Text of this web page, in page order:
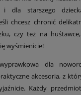
i dla starszego
chcesz chronić
czy też na
wyśmienicie!
dla
akcesoria, z
Każdy